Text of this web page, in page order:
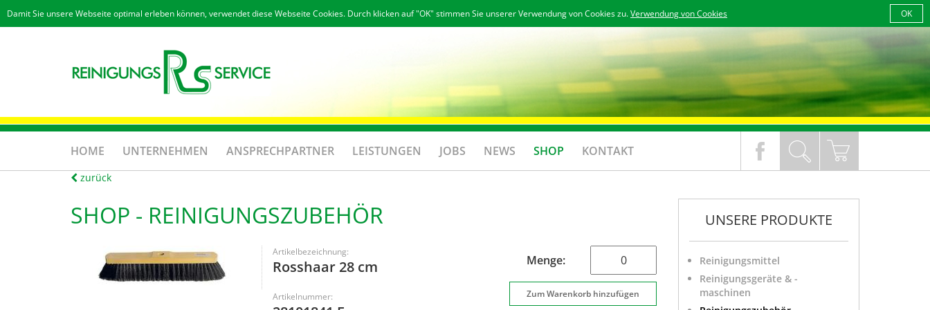
Damit Sie unsere Webseite optimal erleben können, verwendet diese Webseite Cookies. Durch klicken auf "OK" stimmen Sie unserer Verwendung von Cookies zu.Verwendung von Cookies OK
HOME UNTERNEHMEN ANSPRECHPARTNER LEISTUNGEN JOBS NEWS SHOP KONTAKT
zurück
SHOP - REINIGUNGSZUBEHÖR
Artikelbezeichnung:
Rosshaar 28 cm
Artikelnummer:
Menge:
UNSERE PRODUKTE
Reinigungsmittel
Reinigungsgeräte & -
maschinen